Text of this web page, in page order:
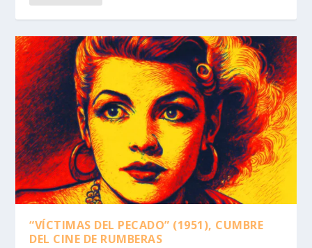
“VÍCTIMAS DEL PECADO” (1951), CUMBRE
DEL CINE DE RUMBERAS